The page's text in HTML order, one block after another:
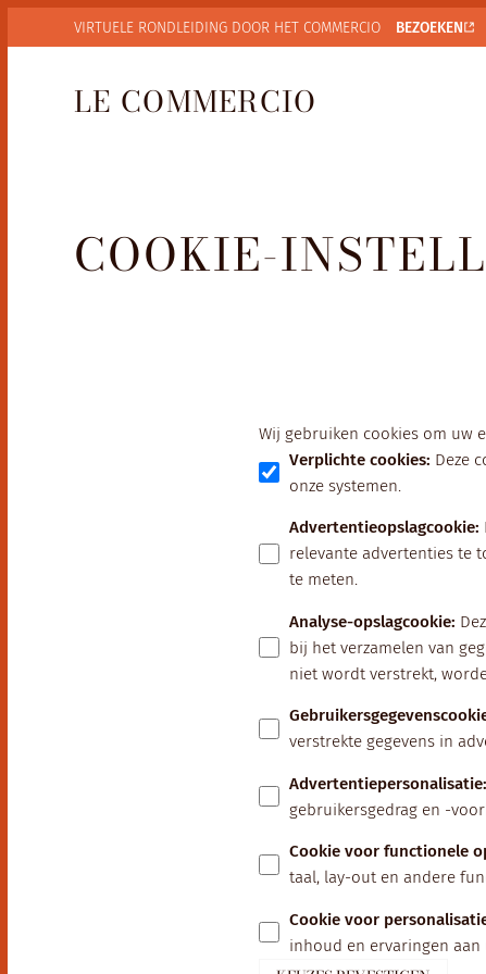
VIRTUELE RONDLEIDING DOOR HET COMMERCIO BEZOEKEN
LE COMMERCIO
COOKIE-
Wij gebruiken cookies om uw
Verplichte cookies: Deze
onze systemen.
Advertentieopslagcookie:
relevante advertenties te
te meten.
Analyse-opslagcookie:
bij het verzamelen van
niet wordt verstrekt,
verstrekte gegevens in
Advertentiepersonalisatie:
gebruikersgedrag en -
Cookie voor functionele
taal, lay-out en andere
Cookie voor
inhoud en ervaringen